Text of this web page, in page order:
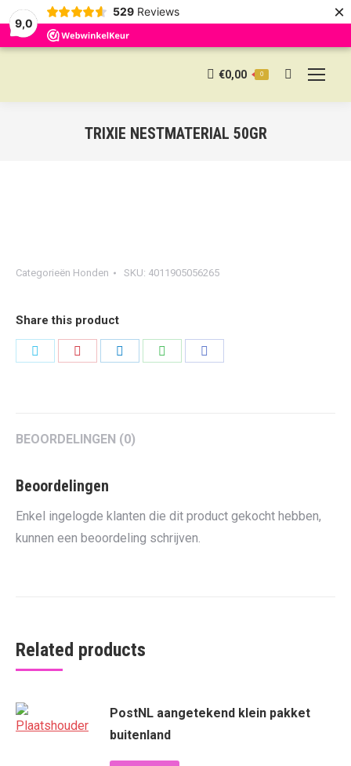
9,0
529 Reviews ×
€0,00 0 Search:
TRIXIE NESTMATERIAL 50GR
Categorieën Honden SKU: 4011905056265
Share this product
BEOORDELINGEN (0)
Beoordelingen
Enkel ingelogde klanten die dit product gekocht hebben,
kunnen een beoordeling schrijven.
Related products
PostNL aangetekend klein pakket
buitenland